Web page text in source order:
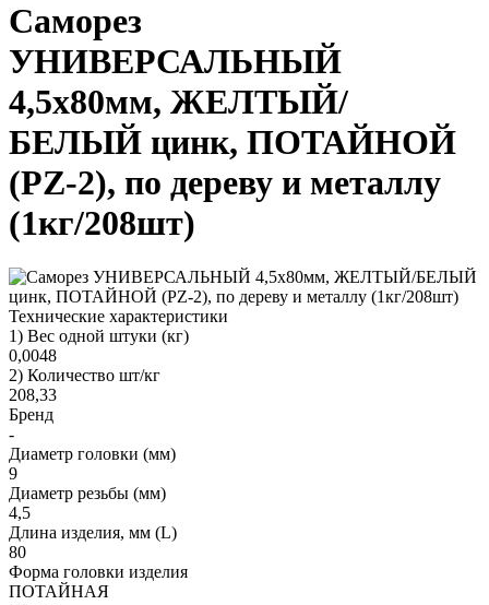
Саморез
УНИВЕРСАЛЬНЫЙ
4,5х80мм, ЖЕЛТЫЙ/
БЕЛЫЙ цинк, ПОТАЙНОЙ
(PZ-2), по дереву и металлу
(1кг/208шт)
Технические характеристики
1) Вес одной штуки (кг)
0,0048
2) Количество шт/кг
208,33
Бренд
-
Диаметр головки (мм)
9
Диаметр резьбы (мм)
4,5
Длина изделия, мм (L)
80
Форма головки изделия
ПОТАЙНАЯ